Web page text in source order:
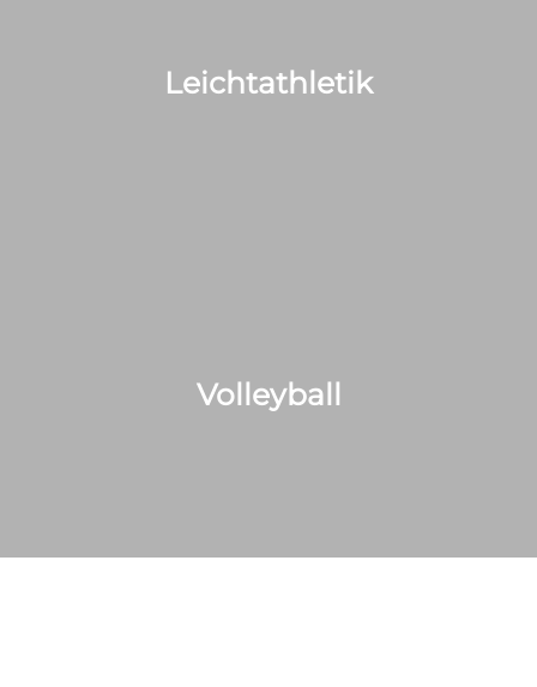
Leichtathletik
Volleyball